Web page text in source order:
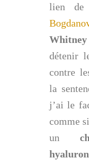
lien de
détenir
contre
la
j’ai le
comme
un